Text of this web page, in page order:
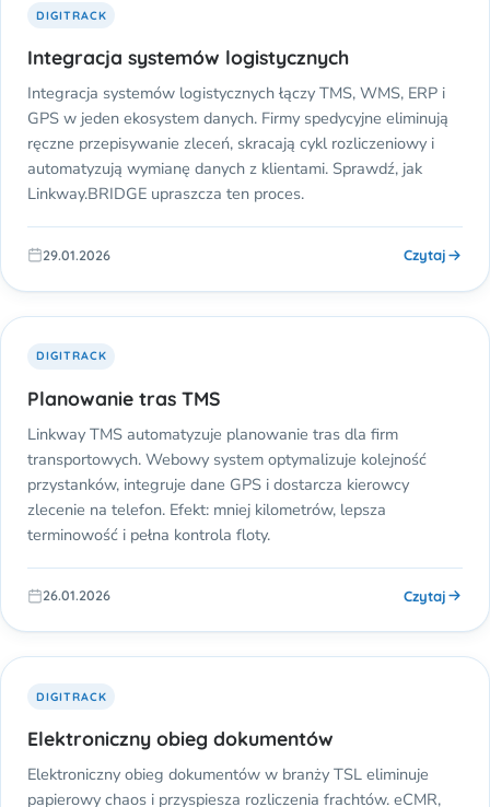
DIGITRACK
Integracja systemów logistycznych
Integracja systemów logistycznych łączy TMS, WMS, ERP i
GPS w jeden ekosystem danych. Firmy spedycyjne eliminują
ręczne przepisywanie zleceń, skracają cykl rozliczeniowy i
automatyzują wymianę danych z klientami. Sprawdź, jak
Linkway.BRIDGE upraszcza ten proces.
29.01.2026 Czytaj
DIGITRACK
Planowanie tras TMS
Linkway TMS automatyzuje planowanie tras dla firm
transportowych. Webowy system optymalizuje kolejność
przystanków, integruje dane GPS i dostarcza kierowcy
zlecenie na telefon. Efekt: mniej kilometrów, lepsza
terminowość i pełna kontrola floty.
26.01.2026 Czytaj
DIGITRACK
Elektroniczny obieg dokumentów
Elektroniczny obieg dokumentów w branży TSL eliminuje
papierowy chaos i przyspiesza rozliczenia frachtów. eCMR,